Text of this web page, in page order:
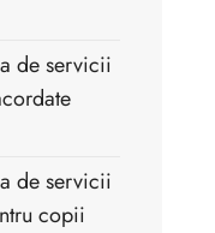
de servicii
de servicii
copii